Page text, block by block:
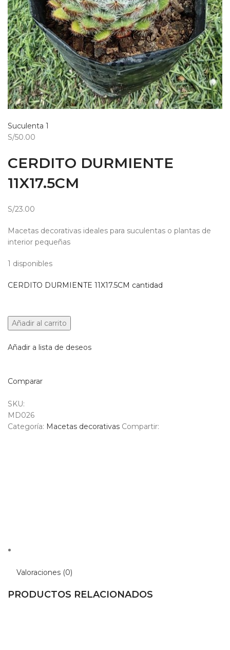
Suculenta 1
S/50.00
CERDITO DURMIENTE
11X17.5CM
S/23.00
Macetas decorativas ideales para suculentas o plantas de
interior pequeñas
1 disponibles
CERDITO DURMIENTE 11X17.5CM cantidad
Añadir al carrito
Añadir a lista de deseos
Comparar
SKU:
MD026
Categoría: Macetas decorativas Compartir:
Valoraciones (0)
PRODUCTOS RELACIONADOS